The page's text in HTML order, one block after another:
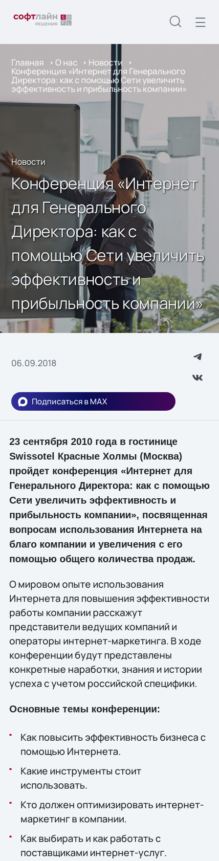
Главная О нас Новости
Конференция «Интернет для Генерального
Директора: как с помощью Сети увеличить
эффективность и прибыльность компании»
Новости
Конференция «Интернет
для Генерального
Директора: как с
помощью Сети увеличить
эффективность и
прибыльность компании»
06.09.2018
Подписаться в MAX
23 сентября 2010 года в гостинице
Swissotel Красные Холмы (Москва)
пройдет конференция «Интернет для
Генерального Директора: как с помощью
Сети увеличить эффективность и
прибыльность компании», посвященная
вопросам использования Интернета на
благо компании и увеличения с его
помощью общего количества продаж.
О мировом опыте использования
Интернета для повышения эффективности
работы компании расскажут
представители ведущих компаний и
операторы интернет-маркетинга. В ходе
конференции будут представлены
конкретные наработки, знания и истории
успеха с учетом российской специфики.
Основные темы конференции:
Как повысить эффективность бизнеса с
помощью Интернета.
Какие инструменты стоит
использовать.
Кто должен оптимизировать интернет-
маркетинг в компании.
Как выбирать и как работать с
поставщиками интернет-услуг.